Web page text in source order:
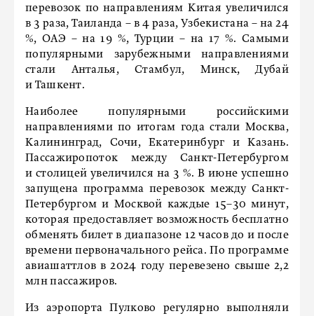
перевозок по направлениям Китая увеличился
в 3 раза, Таиланда – в 4 раза, Узбекистана – на 24
%, ОАЭ – на 19 %, Турции – на 17 %. Самыми
популярными зарубежными направлениями
стали Анталья, Стамбул, Минск, Дубай
и Ташкент.
Наиболее популярными российскими
направлениями по итогам года стали Москва,
Калининград, Сочи, Екатеринбург и Казань.
Пассажиропоток между Санкт-Петербургом
и столицей увеличился на 3 %. В июне успешно
запущена программа перевозок между Санкт-
Петербургом и Москвой каждые 15–30 минут,
которая предоставляет возможность бесплатно
обменять билет в диапазоне 12 часов до и после
времени первоначального рейса. По программе
авиашаттлов в 2024 году перевезено свыше 2,2
млн пассажиров.
Из аэропорта Пулково регулярно выполняли